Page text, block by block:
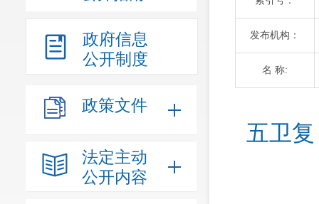
政府信息
公开制度
政策文件
法定主动
公开内容
发布机构：
名 称:
五卫